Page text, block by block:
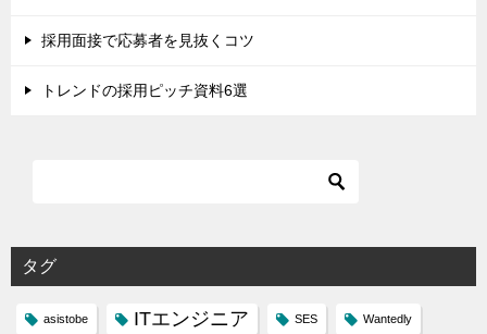
採用面接で応募者を見抜くコツ
トレンドの採用ピッチ資料6選
タグ
asistobe ITエンジニア SES Wantedly